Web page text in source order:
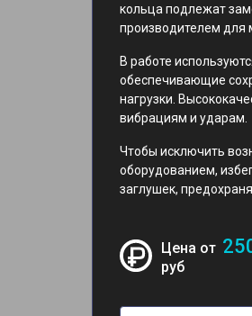
кольца подлежат
производителем для
В работе
обеспечивающие
нагрузки.
вибрациям и ударам.
Чтобы исключить
оборудованием,
заглушек,
Цена от
руб